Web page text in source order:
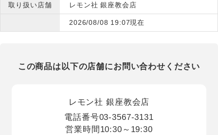
取り扱い店舗 レモン社 銀座教会店
2026/08/08 19:07現在
この商品は以下の店舗にお問い合わせください
レモン社 銀座教会店
電話番号03-3567-3131
営業時間 10:30～19:30